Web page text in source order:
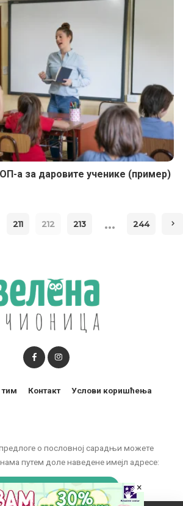
а за даровите ученике (пример)
211 212 213 … 244
о пословној сарадњи можете
путем доле наведене имејл адресе:
Контакт Услови коришћења
×